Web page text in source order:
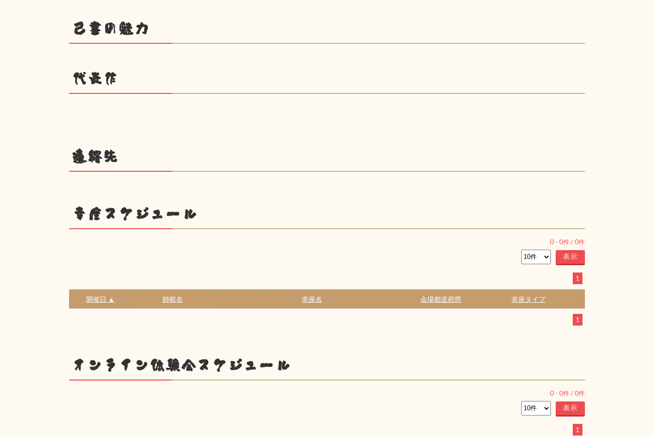
己書の魅力
代表作
連絡先
幸座スケジュール
0 - 0件 /0件
1
開催日 ▲ 師範名 幸座名 会場都道府県 幸座タイプ
1
オンライン体験会スケジュール
0 - 0件 /0件
1